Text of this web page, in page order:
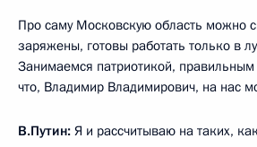
Про саму Московскую область можно
заряжены, готовы работать только в
Занимаемся патриотикой,
что, Владимир Владимирович, на нас
В.Путин: Я и рассчитываю на таких,